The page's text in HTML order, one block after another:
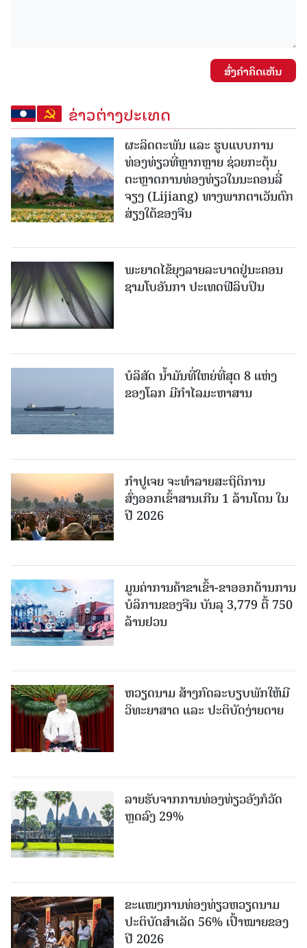
ສົ່ງຄໍາຄິດເຫັນ
ຂ່າວຕ່າງປະເທດ
ຜະລິດຕະພັນ ແລະ ຮູບແບບການ
ທ່ອງທ່ຽວທີ່ຫຼາກຫຼາຍ ຊ່ວຍກະຕຸ້ນ
ຕະຫຼາດການທ່ອງທ່ຽວໃນນະຄອນລີ່
ຈຽງ (Lijiang) ທາງພາກຕາເວັນຕົກ
ສ່ຽງໃຕ້ຂອງຈີນ
ພະຍາດໄຂ້ຍຸງລາຍລະບາດຢູ່ນະຄອນ
ຊາມໂບ​ອັນກາ ປະເທດຟີລິບປິນ
ບໍລິສັດ ນ້ຳມັນທີ່ໃຫຍ່ທີ່ສຸດ 8 ແຫ່ງ
ຂອງໂລກ ມີກຳໄລມະຫາສານ
ກຳປູເຈຍ ຈະທຳລາຍສະຖິຕິການ
ສົ່ງອອກເຂົ້າສານເກີນ 1 ລ້ານໂຕນ ໃນ
ປີ 2026
ມູນຄ່າການຄ້າຂາເຂົ້າ-ຂາອອກດ້ານການ
ບໍລິການຂອງຈີນ ບັນລຸ 3,779 ຕື້ 750
ລ້ານຢວນ
ຫວຽດນາມ ສ້າງກົດລະບຽບພັກໃຫ້ມີ
ວິທະຍາສາດ ແລະ ປະຕິບັດງ່າຍດາຍ
ລາຍຮັບຈາກການທ່ອງທ່ຽວອັງກໍວັດ
ຫຼດລົງ 29%
ຂະ​ແໜງ​ການ​ທ່ອງ​ທ່ຽວຫວຽດນາມ ​
ປະ​ຕິ​ບັດ​ສຳ​ເລັດ 56% ເປົ້າ​ໝາຍຂອງ
ປີ 2026